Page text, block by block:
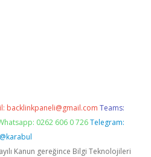
backlinkpaneli@gmail.com Teams:
0262 606 0 726 Telegram:
@karabul
Kanun gereğince Bilgi Teknolojileri